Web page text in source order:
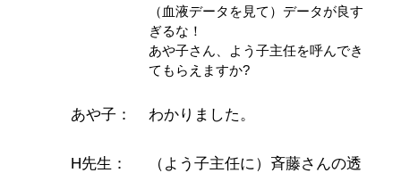
（血液データを見て）データが良す
ぎるな！
あや子さん、よう子主任を呼んでき
てもらえますか?
あや子： わかりました。
H先生：
（よう子主任に）斉藤さんの透